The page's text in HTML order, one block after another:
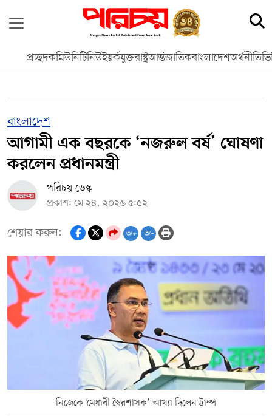
প্রচ্ছদকমিউনিটিনিউইয়র্কযুক্তরাষ্ট্রআর্ন্তজাতিকবাংলাদেশঅর্থনীতি
বাংলাদেশ
আগামী এক বছরকে ‘নজরুল বর্ষ’ ঘোষণা
করলেন প্রধানমন্ত্রী
পরিচয় ডেস্ক
প্রকাশ: মে ২৪, ২০২৬ ৫:৫২
শেয়ার করুন: অ+ অ-
নিজেকে ‘মেধাবী স্বৈরশাসক’ আখ্যা দিলেন ট্রাম্প